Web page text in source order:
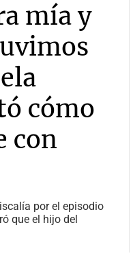
mía y
cómo
con
por el episodio
que el hijo del